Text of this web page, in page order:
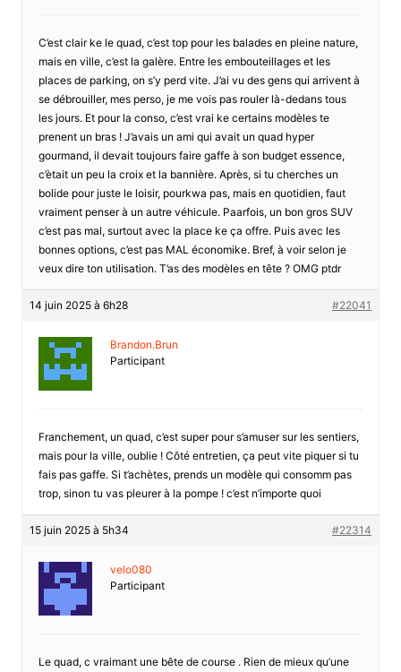
C’est clair ke le quad, c’est top pour les balades en pleine nature,
mais en ville, c’est la galère. Entre les embouteillages et les
places de parking, on s’y perd vite. J’ai vu des gens qui arrivent à
se débrouiller, mes perso, je me vois pas rouler là-dedans tous
les jours. Et pour la conso, c’est vrai ke certains modèles te
prenent un bras ! J’avais un ami qui avait un quad hyper
gourmand, il devait toujours faire gaffe à son budget essence,
c’ètait un peu la croix et la bannière. Après, si tu cherches un
bolide pour juste le loisir, pourkwa pas, mais en quotidien, faut
vraiment penser à un autre véhicule. Paarfois, un bon gros SUV
c’est pas mal, surtout avec la place ke ça offre. Puis avec les
bonnes options, c’est pas MAL économike. Bref, à voir selon je
veux dire ton utilisation. T’as des modèles en tête ? OMG ptdr
14 juin 2025 à 6h28 #22041
Brandon.Brun
Participant
Franchement, un quad, c’est super pour s’amuser sur les sentiers,
mais pour la ville, oublie ! Côté entretien, ça peut vite piquer si tu
fais pas gaffe. Si t’achètes, prends un modèle qui consomm pas
trop, sinon tu vas pleurer à la pompe ! c’est n’importe quoi
15 juin 2025 à 5h34 #22314
velo080
Participant
Le quad, c vraimant une bête de course . Rien de mieux qu’une